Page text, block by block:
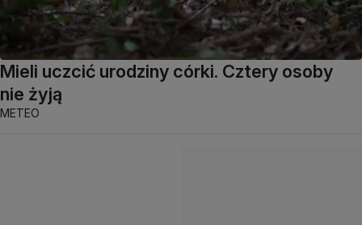
Mieli uczcić urodziny córki. Cztery osoby
nie żyją
METEO